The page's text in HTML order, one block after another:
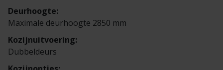
Diensten
Technische documentatie
Prefab woning
Handelspartner
Rookwerend
Duurzaamheid
Verkooppunten
Veelgestelde vragen
GND Garantiedeuren
Werken bij Berkvens
Deurhoogte:
Maximale deurhoogte 2850 mm
Kozijnuitvoering:
Dubbeldeurs